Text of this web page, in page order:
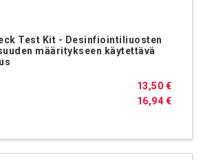
Test Kit - Desinfiointiliuosten
määritykseen käytettävä
16,94 €
13,50 €